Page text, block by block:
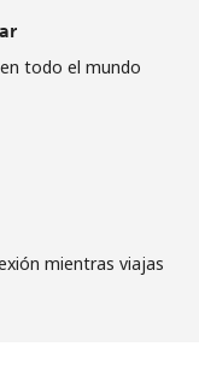
todo el mundo
mientras viajas